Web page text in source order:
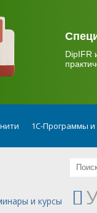
DipIFR
1С-Программы и
и курсы